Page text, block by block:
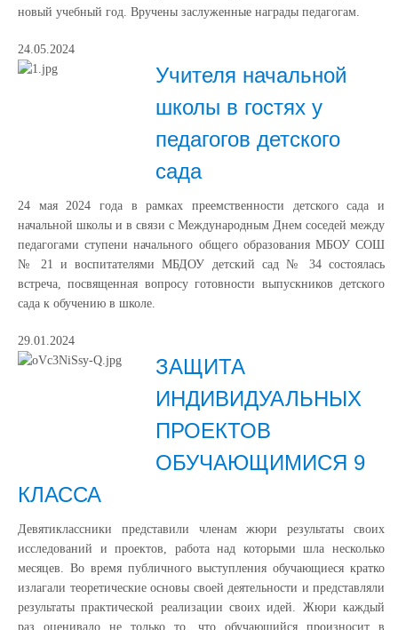
новый учебный год. Вручены заслуженные награды педагогам.
24.05.2024
Учителя начальной
школы в гостях у
педагогов детского
сада
24 мая 2024 года в рамках преемственности детского сада и
начальной школы и в связи с Международным Днем соседей между
педагогами ступени начального общего образования МБОУ СОШ
№ 21 и воспитателями МБДОУ детский сад № 34 состоялась
встреча, посвященная вопросу готовности выпускников детского
сада к обучению в школе.
29.01.2024
ЗАЩИТА
ИНДИВИДУАЛЬНЫХ
ПРОЕКТОВ
ОБУЧАЮЩИМИСЯ 9
КЛАССА
Девятиклассники представили членам жюри результаты своих
исследований и проектов, работа над которыми шла несколько
месяцев. Во время публичного выступления обучающиеся кратко
излагали теоретические основы своей деятельности и представляли
результаты практической реализации своих идей. Жюри каждый
раз оценивало не только то, что обучающийся произносит в